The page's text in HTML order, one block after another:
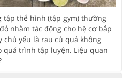
thể hình (tập gym) thường
nhằm tác động cho hệ cơ bắp
chủ yếu là rau củ quả không
quá trình tập luyện. Liệu quan